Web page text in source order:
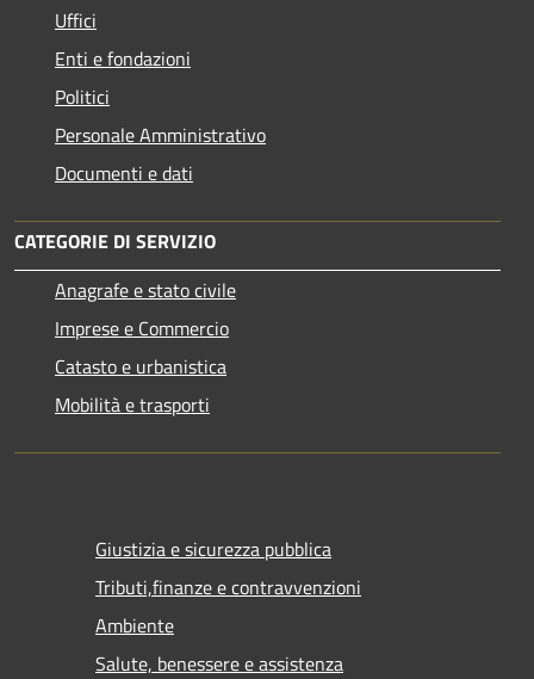
Uffici
Enti e fondazioni
Politici
Personale Amministrativo
Documenti e dati
CATEGORIE DI SERVIZIO
Anagrafe e stato civile
Imprese e Commercio
Catasto e urbanistica
Mobilità e trasporti
Giustizia e sicurezza pubblica
Tributi,finanze e contravvenzioni
Ambiente
Salute, benessere e assistenza